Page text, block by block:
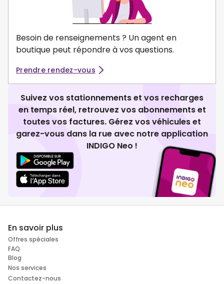
Besoin de renseignements ? Un agent en
boutique peut répondre à vos questions.
Prendre rendez-vous
Suivez vos stationnements et vos recharges
en temps réel, retrouvez vos abonnements et
toutes vos factures. Gérez vos véhicules et
garez-vous dans la rue avec notre application
INDIGO Neo !
En savoir plus
Offres spéciales
FAQ
Blog
Nos services
Contactez-nous